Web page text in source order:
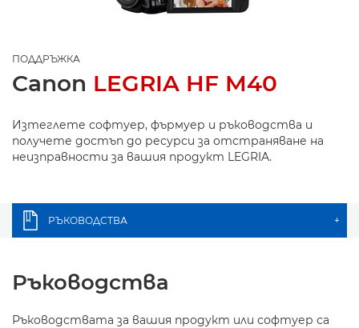
ПОДДРЪЖКА
Canon LEGRIA HF M40
Изтеглете софтуер, фърмуер и ръководства и
получете достъп до ресурси за отстраняване на
неизправности за вашия продукт LEGRIA.
РЪКОВОДСТВА +
Ръководства
Ръководствата за вашия продукт или софтуер са